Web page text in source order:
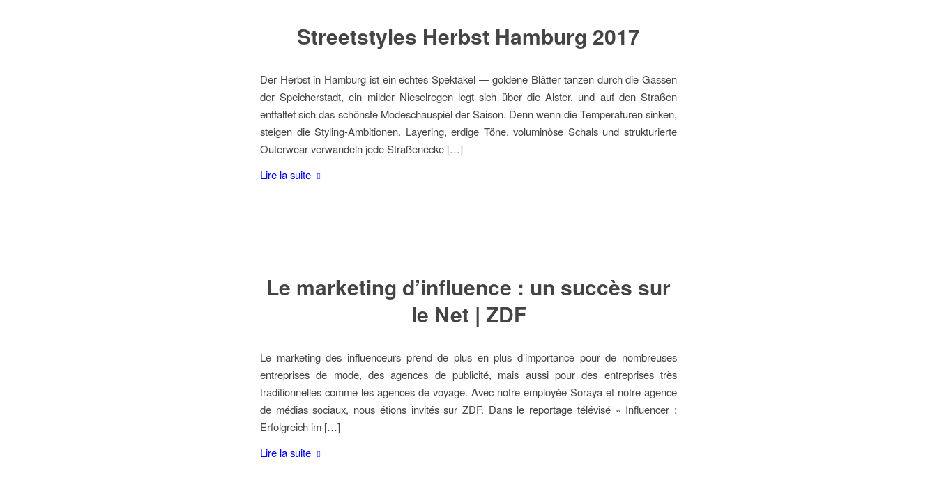
Streetstyles Herbst Hamburg 2017
Der Herbst in Hamburg ist ein echtes Spektakel — goldene Blätter tanzen durch die Gassen
der Speicherstadt, ein milder Nieselregen legt sich über die Alster, und auf den Straßen
entfaltet sich das schönste Modeschauspiel der Saison. Denn wenn die Temperaturen sinken,
steigen die Styling-Ambitionen. Layering, erdige Töne, voluminöse Schals und strukturierte
Outerwear verwandeln jede Straßenecke […]
Lire la suite
Le marketing d’influence : un succès sur
le Net | ZDF
Le marketing des influenceurs prend de plus en plus d’importance pour de nombreuses
entreprises de mode, des agences de publicité, mais aussi pour des entreprises très
traditionnelles comme les agences de voyage. Avec notre employée Soraya et notre agence
de médias sociaux, nous étions invités sur ZDF. Dans le reportage télévisé « Influencer :
Erfolgreich im […]
Lire la suite